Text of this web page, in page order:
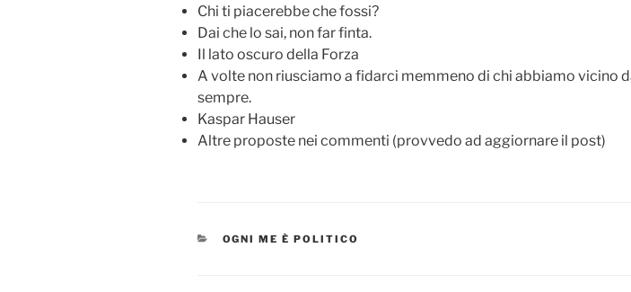
Chi ti piacerebbe che fossi?
Dai che lo sai, non far finta.
Il lato oscuro della Forza
A volte non riusciamo a fidarci memmeno di chi abbiamo vicino
sempre.
Kaspar Hauser
Altre proposte nei commenti (provvedo ad aggiornare il post)
CATEGORIES
OGNI ME È POLITICO